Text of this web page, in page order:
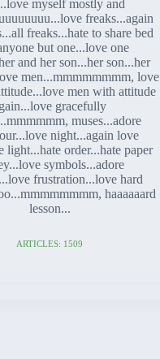
myself mostly and
freaks...again
freaks...hate to share bed
but one...love one
and her son...her son...her
men...mmmmmmmm, love
men with attitude
gracefully
muses...adore
night...again love
light...hate order...hate paper
symbols...adore
frustration...love hard
haaaaaard
lesson...
ARTICLES: 1509